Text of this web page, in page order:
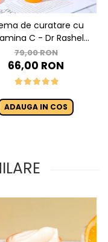
de curatare cu
C - Dr Rashel
Face Wash
100ml
79,00 RON
66,00 RON
ADAUGA IN COS